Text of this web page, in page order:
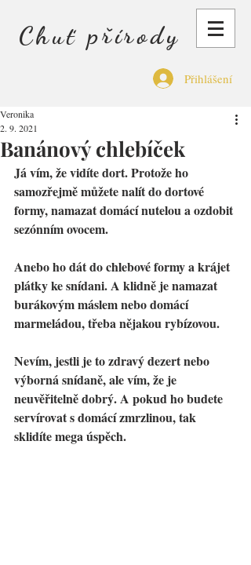
Chuť přírody
Přihlášení
Banánový chlebíček
Veronika
2. 9. 2021
Já vím, že vidíte dort. Protože ho
samozřejmě můžete nalít do dortové
formy, namazat domácí nutelou a ozdobit
sezónním ovocem.
Anebo ho dát do chlebové formy a krájet
plátky ke snídani. A klidně je namazat
burákovým máslem nebo domácí
marmeládou, třeba nějakou rybízovou.
Nevím, jestli je to zdravý dezert nebo
výborná snídaně, ale vím, že je
neuvěřitelně dobrý. A pokud ho budete
servírovat s domácí zmrzlinou, tak
sklidíte mega úspěch.